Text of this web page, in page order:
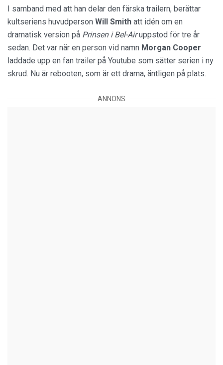
I samband med att han delar den färska trailern, berättar
kultseriens huvudperson Will Smith att idén om en
dramatisk version på Prinsen i Bel-Airuppstod för tre år
sedan. Det var när en person vid namn Morgan Cooper
laddade upp en fan trailer på Youtube som sätter serien i ny
skrud. Nu är rebooten, som är ett drama, äntligen på plats.
ANNONS